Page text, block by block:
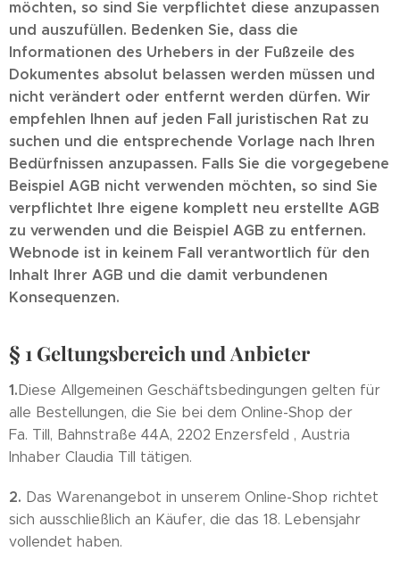
möchten, so sind Sie verpflichtet diese anzupassen
und auszufüllen. Bedenken Sie, dass die
Informationen des Urhebers in der Fußzeile des
Dokumentes absolut belassen werden müssen und
nicht verändert oder entfernt werden dürfen. Wir
empfehlen Ihnen auf jeden Fall juristischen Rat zu
suchen und die entsprechende Vorlage nach Ihren
Bedürfnissen anzupassen. Falls Sie die vorgegebene
Beispiel AGB nicht verwenden möchten, so sind Sie
verpflichtet Ihre eigene komplett neu erstellte AGB
zu verwenden und die Beispiel AGB zu entfernen.
Webnode ist in keinem Fall verantwortlich für den
Inhalt Ihrer AGB und die damit verbundenen
Konsequenzen.
§ 1 Geltungsbereich und Anbieter
1.Diese Allgemeinen Geschäftsbedingungen gelten für
alle Bestellungen, die Sie bei dem Online-Shop der
Fa. Till, Bahnstraße 44A, 2202 Enzersfeld , Austria
Inhaber Claudia Till tätigen.
2. Das Warenangebot in unserem Online-Shop richtet
sich ausschließlich an Käufer, die das 18. Lebensjahr
vollendet haben.